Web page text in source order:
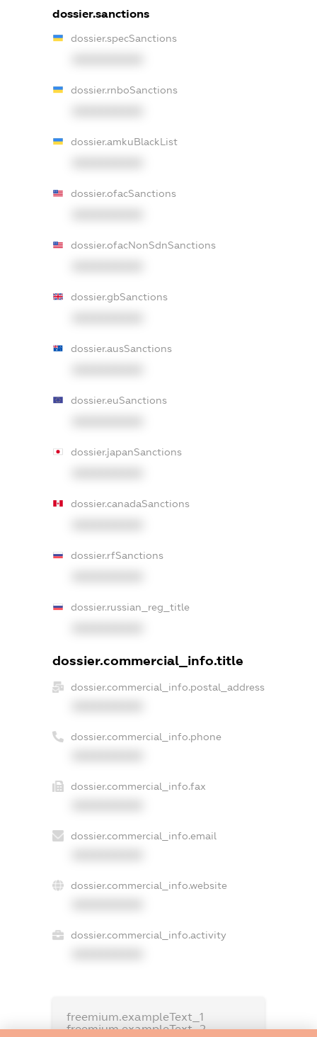
dossier.sanctions
dossier.specSanctions
dossier.rnboSanctions
dossier.amkuBlackList
dossier.ofacSanctions
dossier.ofacNonSdnSanctions
dossier.gbSanctions
dossier.ausSanctions
dossier.euSanctions
dossier.japanSanctions
dossier.canadaSanctions
dossier.rfSanctions
dossier.russian_reg_title
dossier.commercial_info.title
dossier.commercial_info.postal_address
dossier.commercial_info.phone
dossier.commercial_info.fax
dossier.commercial_info.email
dossier.commercial_info.website
dossier.commercial_info.activity
freemium.exampleText_1
freemium.exampleText_2